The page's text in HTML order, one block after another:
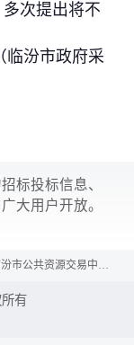
次提出将不
临汾市政府采
标投标信息、
大用户开放。
汾市政府采购中心）临汾市2026-2027年度各级党政...
有